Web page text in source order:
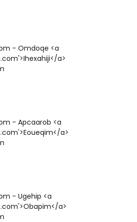
- Omdoqe <a
a>
- Apcaarob <a
a>
- Ugehip <a
a>